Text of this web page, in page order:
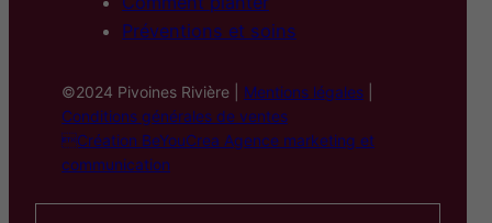
Préventions et soins
©2024 Pivoines Rivière | Mentions légales
Conditions générales de ventes
Création BeYouCrea Agence marketing et
communication